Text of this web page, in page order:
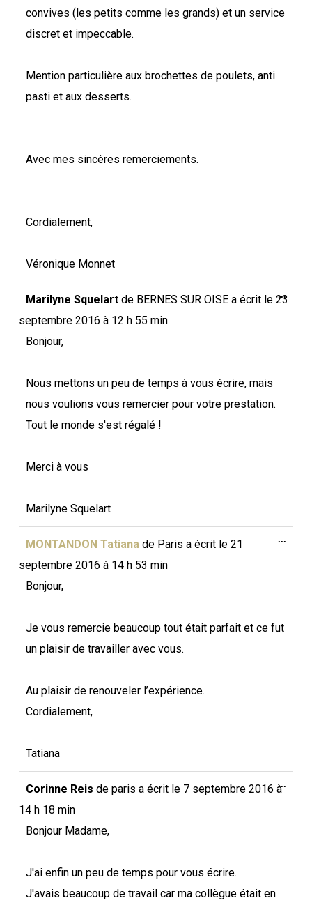
convives (les petits comme les grands) et un service
discret et impeccable.
Mention particulière aux brochettes de poulets, anti
pasti et aux desserts.
Avec mes sincères remerciements.
Cordialement,
Véronique Monnet
Marilyne Squelart de BERNES SUR OISE a écrit le23
septembre 2016 à 12 h 55 min
Bonjour,
Nous mettons un peu de temps à vous écrire, mais
nous voulions vous remercier pour votre prestation.
Tout le monde s'est régalé !
Merci à vous
Marilyne Squelart
...
cette
MONTANDON Tatiana de Paris a écrit le21
septembre 2016 à 14 h 53 min
Bonjour,
Je vous remercie beaucoup tout était parfait et ce fut
un plaisir de travailler avec vous.
Au plaisir de renouveler l’expérience.
Cordialement,
Tatiana
...
Corinne Reis de paris a écrit le7 septembre 2016 à
14 h 18 min
Bonjour Madame,
J'ai enfin un peu de temps pour vous écrire.
J'avais beaucoup de travail car ma collègue était en
...